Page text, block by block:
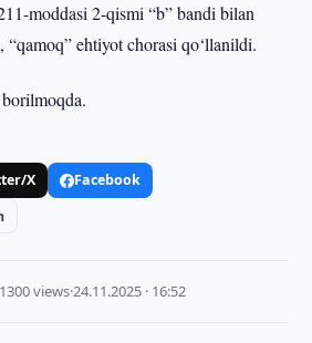
moddasi 2-qismi “b” bandi bilan
“qamoq” ehtiyot chorasi qo‘llanildi.
X
Facebook
views·24.11.2025 · 16:52